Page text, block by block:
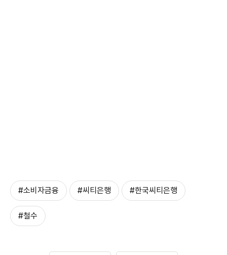
#소비자금융 #씨티은행 #한국씨티은행
#철수